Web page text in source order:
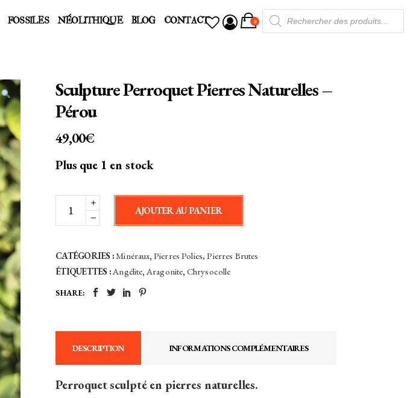
FOSSILES NÉOLITHIQUE BLOG CONTACT 0
Recherche
de
produits
Sculpture Perroquet Pierres Naturelles –
Pérou
49,00€
Plus que 1 en stock
Perroquet
Naturelles
Pérou
quantity
AJOUTER AU PANIER
CATÉGORIES :Minéraux, Pierres Polies, Pierres Brutes
ÉTIQUETTES :Angélite, Aragonite, Chrysocolle
SHARE:
DESCRIPTION INFORMATIONS COMPLÉMENTAIRES
Perroquet sculpté en pierres naturelles.